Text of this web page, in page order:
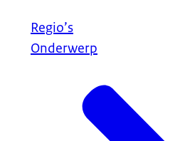
Regio’s
Onderwerp